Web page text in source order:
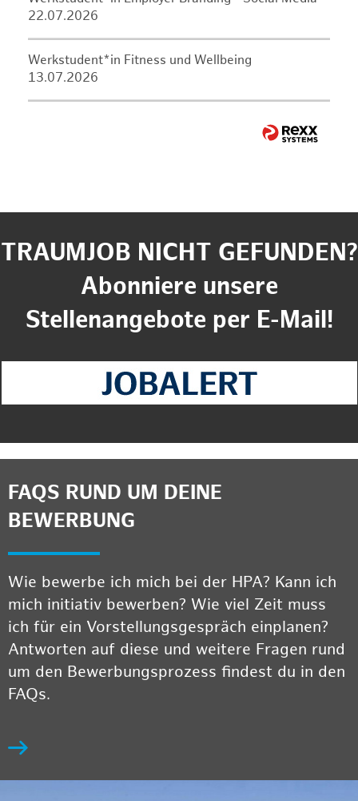
22.07.2026
Werkstudent*in Fitness und Wellbeing
13.07.2026
TRAUMJOB NICHT GEFUNDEN?
Abonniere unsere
Stellenangebote per E-Mail!
FAQS RUND UM DEINE
BEWERBUNG
Wie bewerbe ich mich bei der HPA? Kann ich
mich initiativ bewerben? Wie viel Zeit muss
ich für ein Vorstellungsgespräch einplanen?
Antworten auf diese und weitere Fragen rund
um den Bewerbungsprozess findest du in den
FAQs.